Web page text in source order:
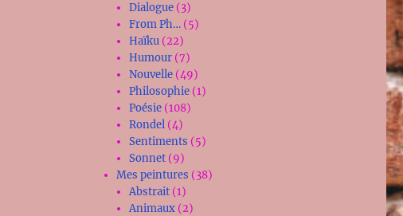
Dialogue (3)
From Ph… (5)
Haïku (22)
Humour (7)
Nouvelle (49)
Philosophie (1)
Poésie (108)
Rondel (4)
Sentiments (5)
Sonnet (9)
Mes peintures (38)
Abstrait (1)
Animaux (2)